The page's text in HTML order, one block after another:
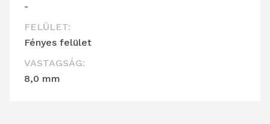
-
FELÜLET:
Fényes felület
VASTAGSÁG:
8,0 mm